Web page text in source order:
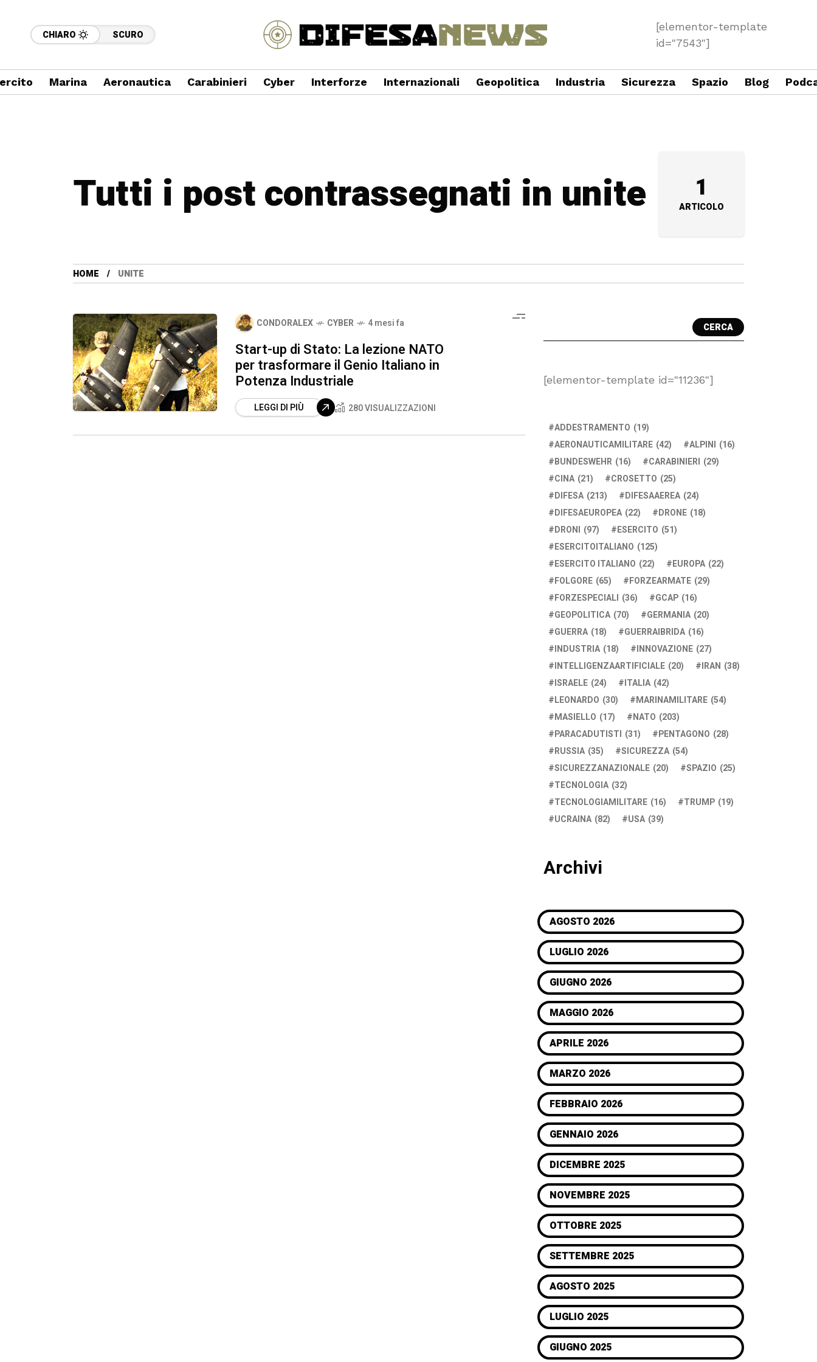
CHIARO SCURO
[elementor-template
id="7543"]
Marina Aeronautica Carabinieri Cyber Interforze Internazionali Geopolitica Industria Sicurezza Spazio Blog
Tutti i post contrassegnati in unite 1
ARTICOLO
HOME UNITE
CONDORALEX CYBER 4 mesi fa
Start-up di Stato: La lezione NATO
per trasformare il Genio Italiano in
Potenza Industriale
LEGGI DI PIÙ 280 VISUALIZZAZIONI
CERCA
[elementor-template id="11236"]
ADDESTRAMENTO (19)
AERONAUTICAMILITARE (42) ALPINI (16)
BUNDESWEHR (16) CARABINIERI (29)
CINA (21) CROSETTO (25)
DIFESA (213) DIFESAAEREA (24)
DIFESAEUROPEA (22) DRONE (18)
DRONI (97) ESERCITO (51)
ESERCITOITALIANO (125)
ESERCITO ITALIANO (22) EUROPA (22)
FOLGORE (65) FORZEARMATE (29)
FORZESPECIALI (36) GCAP (16)
GEOPOLITICA (70) GERMANIA (20)
GUERRA (18) GUERRAIBRIDA (16)
INDUSTRIA (18) INNOVAZIONE (27)
INTELLIGENZAARTIFICIALE (20) IRAN (38)
ISRAELE (24) ITALIA (42)
LEONARDO (30) MARINAMILITARE (54)
MASIELLO (17) NATO (203)
PARACADUTISTI (31) PENTAGONO (28)
RUSSIA (35) SICUREZZA (54)
SICUREZZANAZIONALE (20) SPAZIO (25)
TECNOLOGIA (32)
TECNOLOGIAMILITARE (16) TRUMP (19)
UCRAINA (82) USA (39)
Archivi
AGOSTO 2026
LUGLIO 2026
GIUGNO 2026
MAGGIO 2026
APRILE 2026
MARZO 2026
FEBBRAIO 2026
GENNAIO 2026
DICEMBRE 2025
NOVEMBRE 2025
OTTOBRE 2025
SETTEMBRE 2025
AGOSTO 2025
LUGLIO 2025
GIUGNO 2025